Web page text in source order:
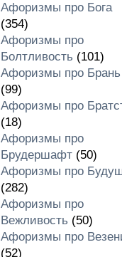
Афоризмы про Бога
(354)
Афоризмы про
Болтливость (101)
Афоризмы про Брань
(99)
Афоризмы про
(18)
Афоризмы про
Брудершафт(50)
Афоризмы про
(282)
Афоризмы про
Вежливость (50)
Афоризмы про
(52)